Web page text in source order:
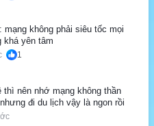
không phải siêu tốc mọi
khá yên tâm
1
thì nên nhớ mạng không thần
đi du lịch vậy là ngon rồi